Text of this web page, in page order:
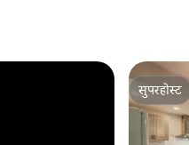
सुपरहोस्ट
सुपरहोस्ट